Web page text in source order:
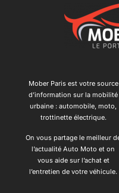
Mober Paris est votre source
d’information sur la mobilité
urbaine : automobile, moto,
trottinette électrique.
On vous partage le meilleur
l’actualité Auto Moto et on
vous aide sur l’achat et
l’entretien de votre véhicule.